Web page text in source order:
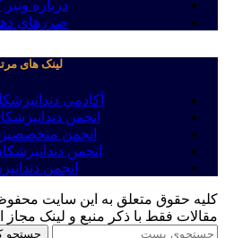
درباره
ضررهای
لینک های
آکادمی
انجمن
انجمن
انجمن
انجمن
کلیه حقوق متعلق به این سایت
مقالات فقط با ذکر منبع و لینک
جستجو